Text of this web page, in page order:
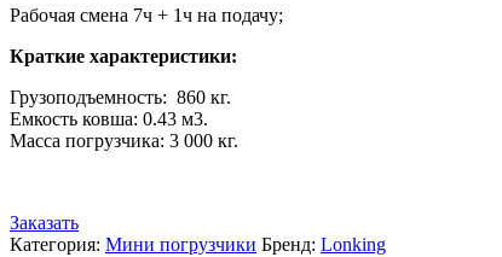
Рабочая смена 7ч + 1ч на подачу;
Краткие характеристики:
Грузоподъемность: 860 кг.
Емкость ковша: 0.43 м3.
Масса погрузчика: 3 000 кг.
Заказать
Категория: Мини погрузчики Бренд: Lonking